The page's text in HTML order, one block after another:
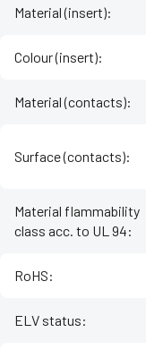
Material (insert):
Colour (insert):
Material (contacts):
Surface (contacts):
Material flammability
class acc. to UL 94:
RoHS:
ELV status: